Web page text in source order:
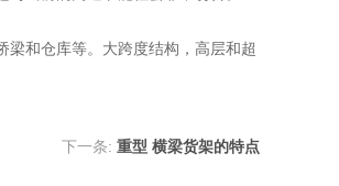
和仓库等。大跨度结构，高层和超
下一条: 重型 横梁货架的特点